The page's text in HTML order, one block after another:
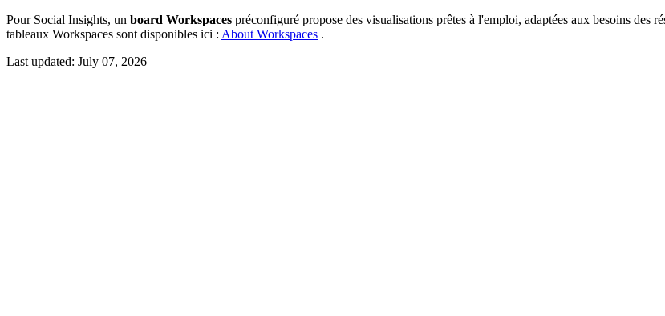
Pour Social Insights, un board Workspaces préconfiguré propose des visualisations prêtes à l'emploi, adaptées aux besoins
tableaux Workspaces sont disponibles ici : About Workspaces .
Last updated: July 07, 2026